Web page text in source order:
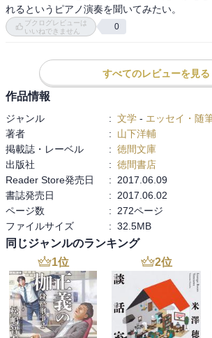
れるというピアノ演奏を聞いてみたい。
ブクログレビューは
いいねできません
0
すべてのレビューを見る
作品情報
ジャンル : 文学 - エッセイ・随
著者
:
山下洋輔
掲載誌・レーベル
: 徳間文庫
出版社
: 徳間書店
Reader Store発売日
:
2017.06.09
書誌発売日
:
2017.06.02
ページ数
:
272ページ
ファイルサイズ
: 32.5MB
同じジャンルのランキング
1位 2位